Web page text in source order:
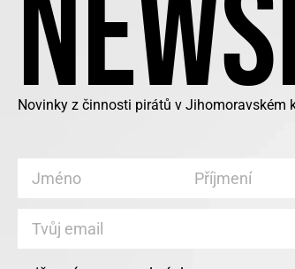
Novinky z činnosti pirátů v Jihomoravském